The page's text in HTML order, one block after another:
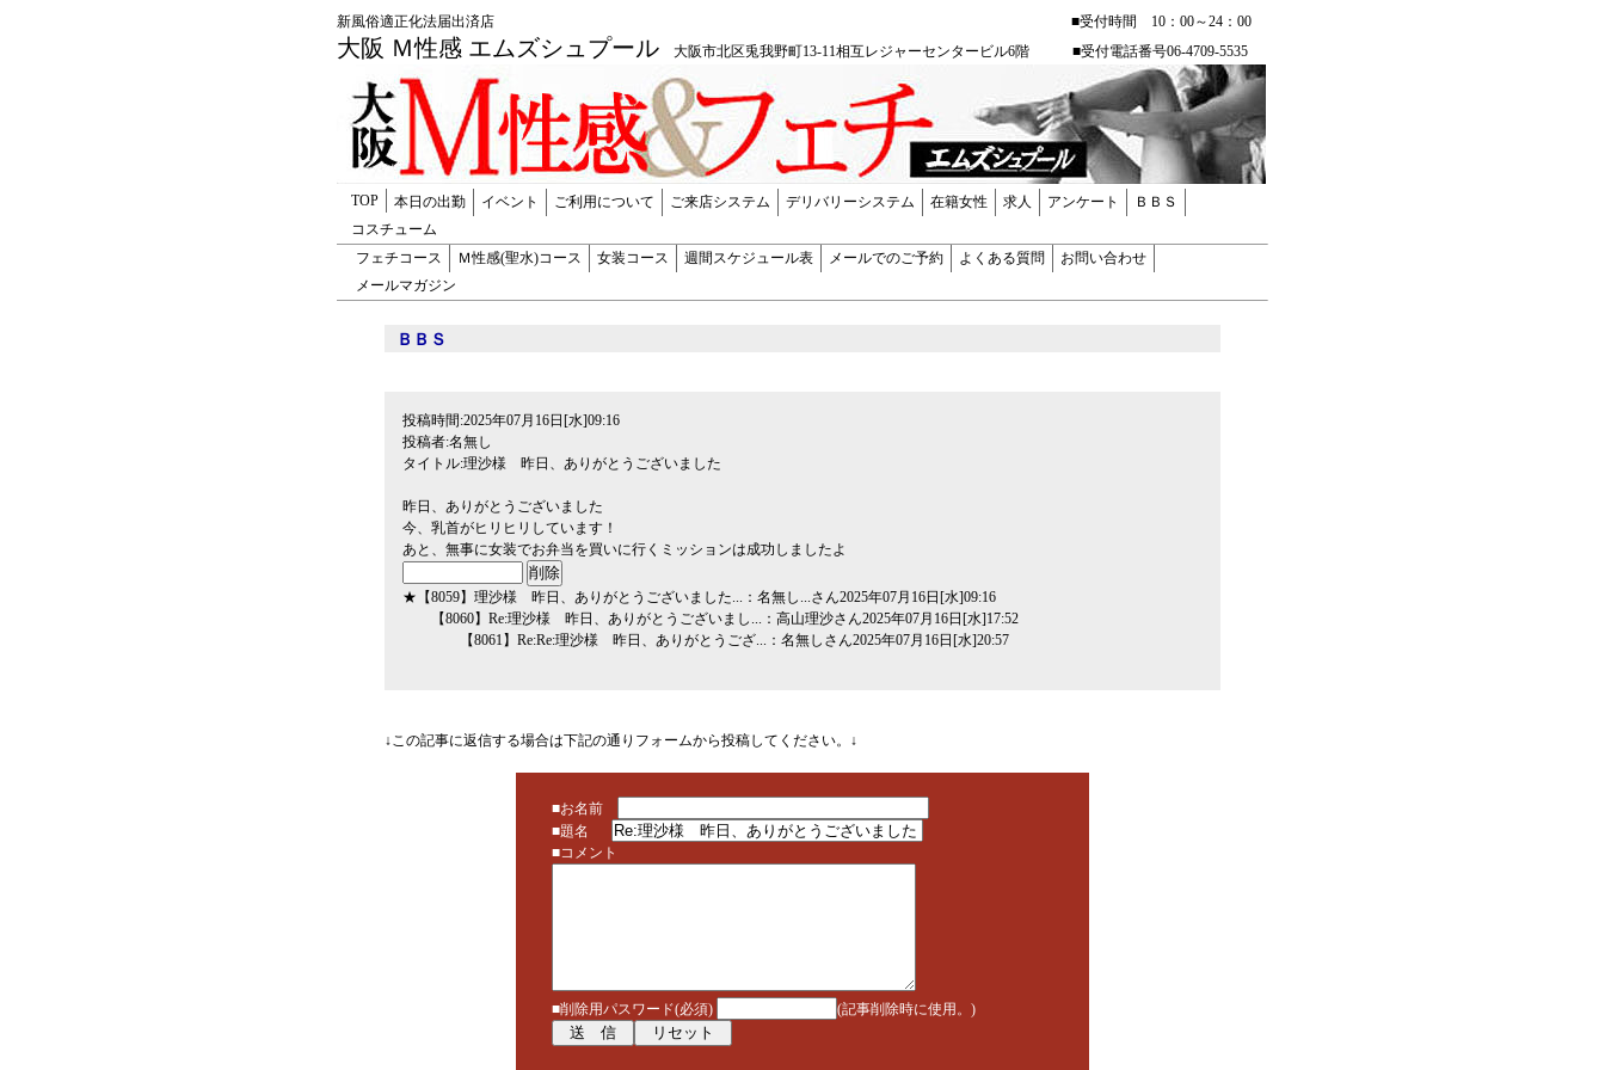
新風俗適正化法届出済店 ■受付時間 10：00～24：00
大阪 Ｍ性感 エムズシュプール 大阪市北区兎我野町13-11相互レジャーセンタービル6階 ■受付電話番号06-4709-5535
TOP 本日の出勤 イベント ご利用について ご来店システム デリバリーシステム 在籍女性 求人 アンケート
ＢＢＳ
コスチューム
フェチコース
Ｍ性感(聖水)コース 女装コース 週間スケジュール表 メールでのご予約 よくある質問
お問い合わせ
メールマガジン
ＢＢＳ
投稿時間:2025年07月16日[水]09:16
投稿者:名無し
タイトル:理沙様 昨日、ありがとうございました
昨日、ありがとうございました
今、乳首がヒリヒリしています！
あと、無事に女装でお弁当を買いに行くミッションは成功しましたよ
★ 【8059】 理沙様 昨日、ありがとうございました... ：名無し...さん2025年07月16日[水]09:16
【8060】 Re:理沙様 昨日、ありがとうございまし... ：高山理沙さん2025年07月16日[水]17:52
【8061】 Re:Re:理沙様 昨日、ありがとうござ... ：名無しさん2025年07月16日[水]20:57
↓この記事に返信する場合は下記の通りフォームから投稿してください。↓
■お名前
■題名
■コメント
■削除用パスワード(必須) (記事削除時に使用。)